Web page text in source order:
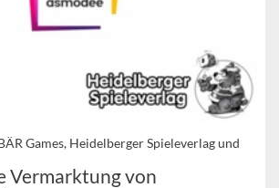
Games, Heidelberger Spieleverlag und
Vermarktung von